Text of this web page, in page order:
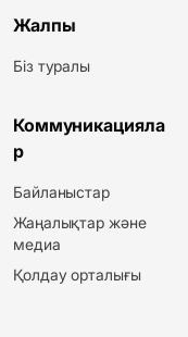
Жалпы
Біз туралы
Коммуникацияла
р
Байланыстар
Жаңалықтар және
медиа
Қолдау орталығы